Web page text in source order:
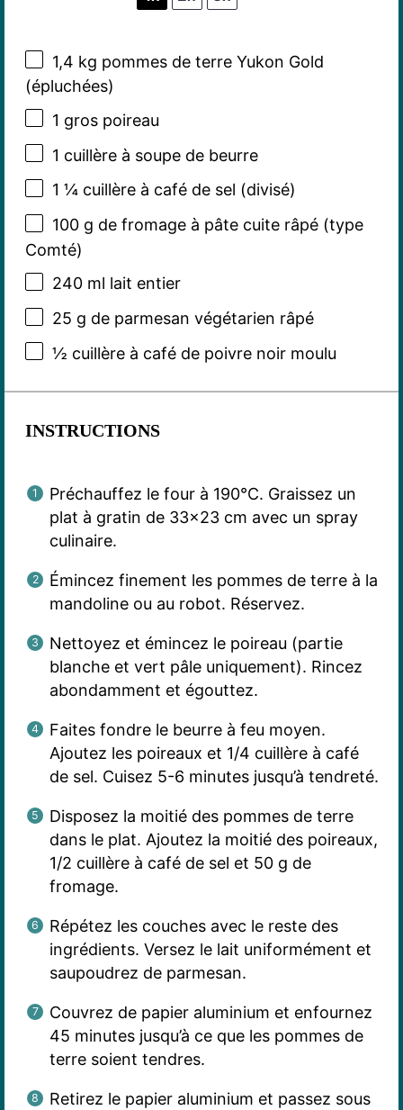
1,4 kg pommes de terre Yukon Gold
(épluchées)
1 gros poireau
1 cuillère à soupe de beurre
1 ¼cuillère à café de sel (divisé)
100 g de fromage à pâte cuite râpé (type
Comté)
240ml lait entier
25 g de parmesan végétarien râpé
½ cuillère à café de poivre noir moulu
INSTRUCTIONS
Préchauffez le four à 190°C. Graissez un
plat à gratin de 33×23 cm avec un spray
culinaire.
Émincez finement les pommes de terre à la
mandoline ou au robot. Réservez.
Nettoyez et émincez le poireau (partie
blanche et vert pâle uniquement). Rincez
abondamment et égouttez.
Faites fondre le beurre à feu moyen.
Ajoutez les poireaux et 1/4 cuillère à café
de sel. Cuisez 5-6 minutes jusqu’à tendreté.
Disposez la moitié des pommes de terre
dans le plat. Ajoutez la moitié des poireaux,
1/2 cuillère à café de sel et 50 g de
fromage.
Répétez les couches avec le reste des
ingrédients. Versez le lait uniformément et
saupoudrez de parmesan.
Couvrez de papier aluminium et enfournez
45 minutes jusqu’à ce que les pommes de
terre soient tendres.
Retirez le papier aluminium et passez sous